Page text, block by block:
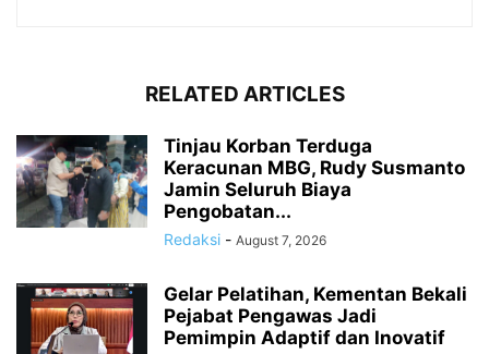
RELATED ARTICLES
Tinjau Korban Terduga
Keracunan MBG, Rudy Susmanto
Jamin Seluruh Biaya
Pengobatan...
Redaksi - August 7, 2026
Gelar Pelatihan, Kementan Bekali
Pejabat Pengawas Jadi
Pemimpin Adaptif dan Inovatif